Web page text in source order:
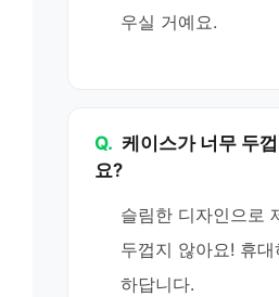
우실 거예요.
Q. 케이스가 너무 두
요?
슬림한 디자인으로
두껍지 않아요! 휴
하답니다.